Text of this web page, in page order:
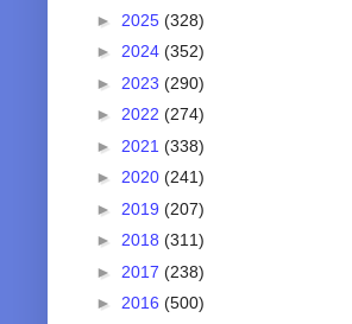
► 2025 (328)
► 2024 (352)
► 2023 (290)
► 2022 (274)
► 2021 (338)
► 2020 (241)
► 2019 (207)
► 2018 (311)
► 2017 (238)
► 2016 (500)